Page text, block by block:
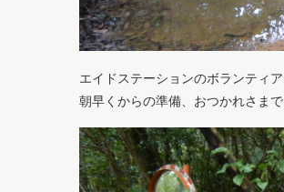
エイドステーションのボランティ
朝早くからの準備、おつかれさまで